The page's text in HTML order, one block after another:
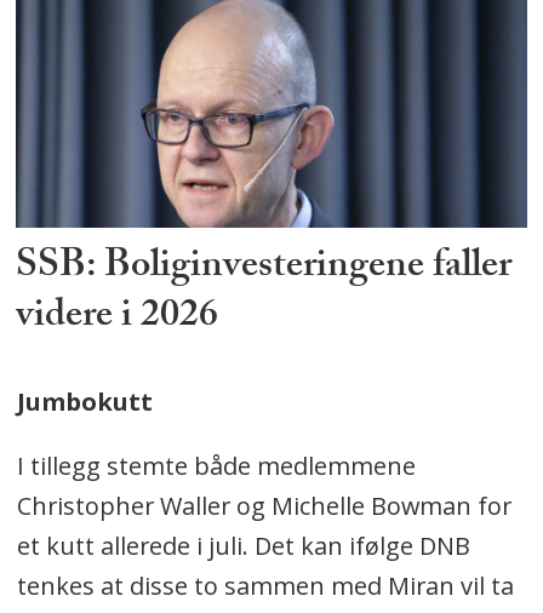
SSB: Boliginvesteringene faller
videre i 2026
Jumbokutt
I tillegg stemte både medlemmene
Christopher Waller og Michelle Bowman for
et kutt allerede i juli. Det kan ifølge DNB
tenkes at disse to sammen med Miran vil ta